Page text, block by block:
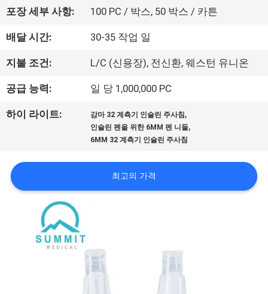
리
에
대
하
여
장
포장 세부 사항: 100 PC / 박스, 50 박스 / 카튼
배달 시간: 30-35 작업 일
지불 조건: L/C (신용장), 전신환, 웨스턴 유니온
공급 능력: 일 당 1,000,000 PC
하이 라이트: 감마 32 계측기 인슐린 주사침 ,
인슐린 펜을 위한 6MM 펜 니들,
6MM 32 계측기 인슐린 주사침
최고의 가격